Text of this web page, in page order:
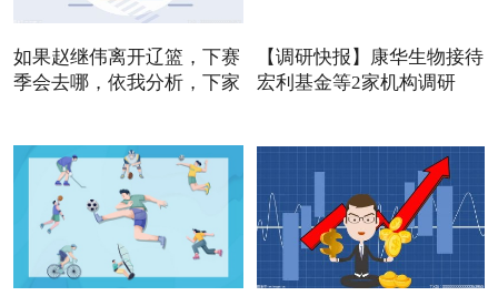
如果赵继伟离开辽篮，下赛
季会去哪，依我分析，下家
【调研快报】康华生物接待
宏利基金等2家机构调研